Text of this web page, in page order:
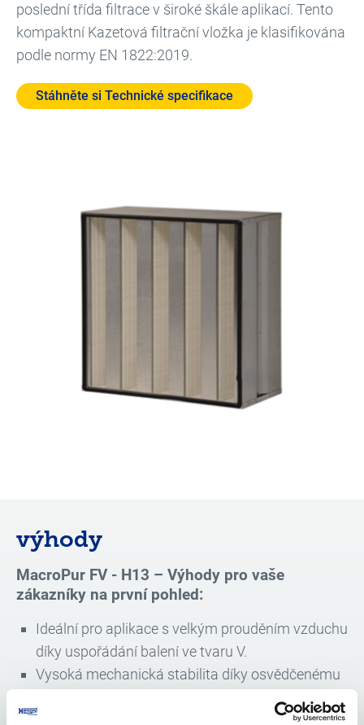
poslední třída filtrace v široké škále aplikací. Tento
kompaktní Kazetová filtrační vložka je klasifikována
podle normy EN 1822:2019.
Stáhněte si Technické specifikace
výhody
MacroPur FV - H13 – Výhody pro vaše
zákazníky na první pohled:
Ideální pro aplikace s velkým prouděním vzduchu
díky uspořádání balení ve tvaru V.
Vysoká mechanická stabilita díky osvědčenému